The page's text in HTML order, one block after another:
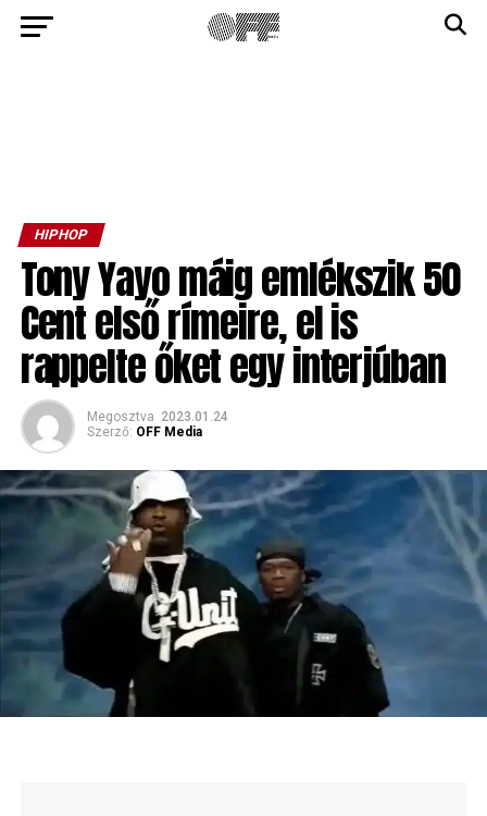
HIPHOP
Tony Yayo máig emlékszik 50
Cent első rímeire, el is
rappelte őket egy interjúban
Megosztva 2023.01.24
Szerző: OFF Media